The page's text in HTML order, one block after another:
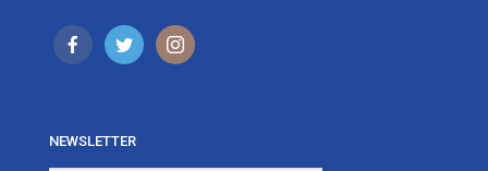
NEWSLETTER